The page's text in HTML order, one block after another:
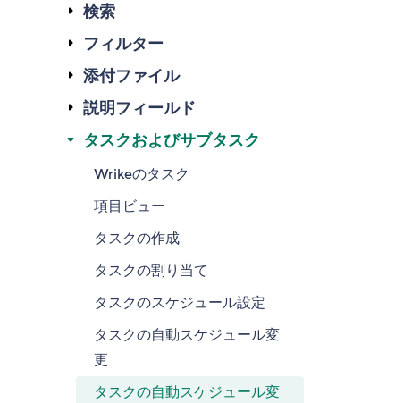
検索
フィルター
添付ファイル
説明フィールド
タスクおよびサブタスク
Wrikeのタスク
項目ビュー
タスクの作成
タスクの割り当て
タスクのスケジュール設定
タスクの自動スケジュール変
更
タスクの自動スケジュール変